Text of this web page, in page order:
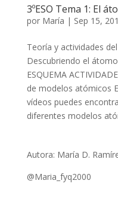
3ºESO Tema 1: El
por María | Sep 15,
Teoría y actividades
Descubriendo el
ESQUEMA
de modelos atómicos
vídeos puedes
diferentes modelos
Autora: María D.
@Maria_fyq2000